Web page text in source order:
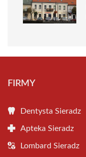
FIRMY
Dentysta Sieradz
Apteka Sieradz
Lombard Sieradz